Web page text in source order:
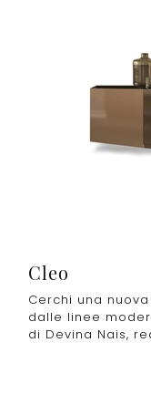
Cleo
Cerchi una
dalle linee
di Devina Nais,